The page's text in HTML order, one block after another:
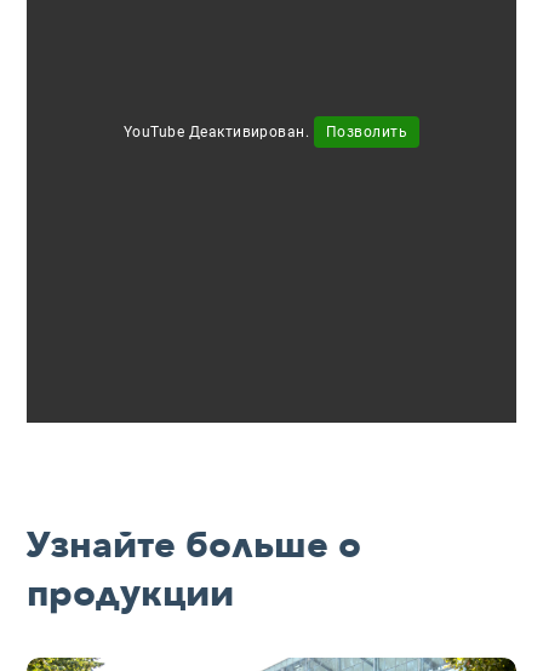
YouTube Деактивирован. Позволить
Узнайте больше о
продукции